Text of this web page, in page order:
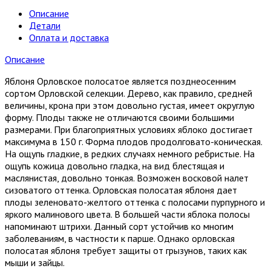
Описание
Детали
Оплата и доставка
Описание
Яблоня Орловское полосатое является позднеосенним
сортом Орловской селекции. Дерево, как правило, средней
величины, крона при этом довольно густая, имеет округлую
форму. Плоды также не отличаются своими большими
размерами. При благоприятных условиях яблоко достигает
максимума в 150 г. Форма плодов продолговато-коническая.
На ощупь гладкие, в редких случаях немного ребристые. На
ощупь кожица довольно гладка, на вид блестящая и
маслянистая, довольно тонкая. Возможен восковой налет
сизоватого оттенка. Орловская полосатая яблоня дает
плоды зеленовато-желтого оттенка с полосами пурпурного и
яркого малинового цвета. В большей части яблока полосы
напоминают штрихи. Данный сорт устойчив ко многим
заболеваниям, в частности к парше. Однако орловская
полосатая яблоня требует защиты от грызунов, таких как
мыши и зайцы.